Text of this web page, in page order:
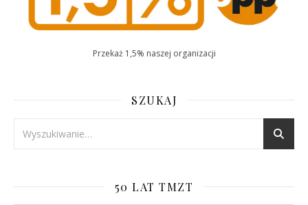
Przekaż 1,5% naszej organizacji
SZUKAJ
50 LAT TMZT